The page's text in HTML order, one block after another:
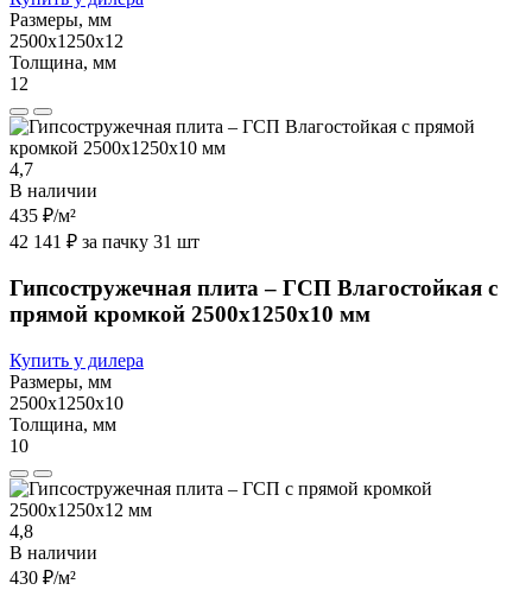
Размеры, мм
2500х1250х12
Толщина, мм
12
4,7
В наличии
435 ₽/м²
42 141 ₽ за пачку 31 шт
Гипсостружечная плита – ГСП Влагостойкая с
прямой кромкой 2500х1250х10 мм
Купить у дилера
Размеры, мм
2500х1250х10
Толщина, мм
10
4,8
В наличии
430 ₽/м²